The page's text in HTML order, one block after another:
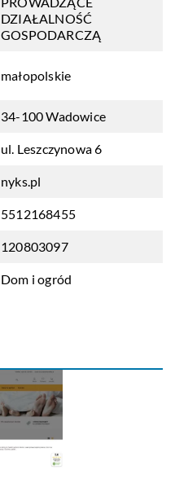
DZIAŁALNOŚĆ
GOSPODARCZĄ
małopolskie
34-100 Wadowice
ul. Leszczynowa 6
nyks.pl
5512168455
120803097
Dom i ogród